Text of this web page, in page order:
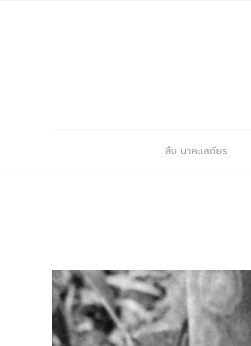
สืบ นาคะเสถียร